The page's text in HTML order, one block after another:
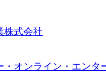
株式会社
・オンライン・エンタ